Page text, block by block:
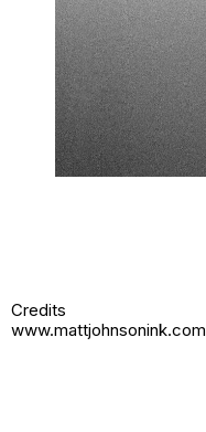
Credits
www.mattjohnsonink.com